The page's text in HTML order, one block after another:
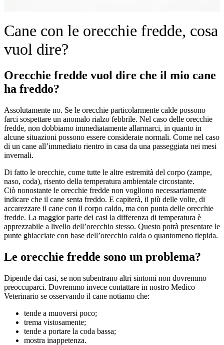
Cane con le orecchie fredde, cosa
vuol dire?
Orecchie fredde vuol dire che il mio cane
ha freddo?
Assolutamente no. Se le orecchie particolarmente calde possono
farci sospettare un anomalo rialzo febbrile. Nel caso delle orecchie
fredde, non dobbiamo immediatamente allarmarci, in quanto in
alcune situazioni possono essere considerate normali. Come nel caso
di un cane all’immediato rientro in casa da una passeggiata nei mesi
invernali.
Di fatto le orecchie, come tutte le altre estremità del corpo (zampe,
naso, coda), risento della temperatura ambientale circostante.
Ciò nonostante le orecchie fredde non vogliono necessariamente
indicare che il cane senta freddo. E capiterà, il più delle volte, di
accarezzare il cane con il corpo caldo, ma con punta delle orecchie
fredde. La maggior parte dei casi la differenza di temperatura è
apprezzabile a livello dell’orecchio stesso. Questo potrà presentare le
punte ghiacciate con base dell’orecchio calda o quantomeno tiepida.
Le orecchie fredde sono un problema?
Dipende dai casi, se non subentrano altri sintomi non dovremmo
preoccuparci. Dovremmo invece contattare in nostro Medico
Veterinario se osservando il cane notiamo che:
tende a muoversi poco;
trema vistosamente;
tende a portare la coda bassa;
mostra inappetenza.